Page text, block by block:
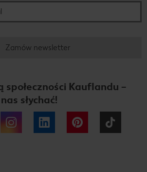
Zamów newsletter
społeczności Kauflandu –
słychać!
Instagram LinkedIn Pinterest